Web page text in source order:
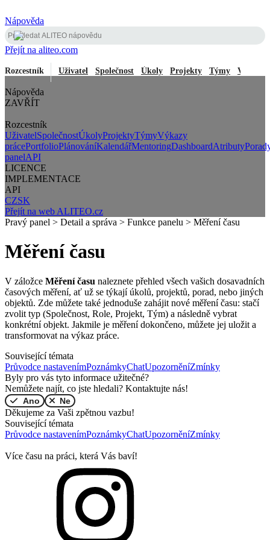
Nápověda
Přejít na aliteo.com
Rozcestník Uživatel Společnost Úkoly Projekty Týmy Výkazy
Nápověda
ZAVŘÍT
Rozcestník
UživatelSpolečnostÚkolyProjektyTýmyVýkazy
prácePortfolioPlánováníKalendářMentoringDashboardAtributy
panelAPI
LICENCE
IMPLEMENTACE
API
CZSK
Přejít na web ALITEO.cz
Pravý panel > Detail a správa > Funkce panelu > Měření času
Měření času
V záložce Měření času naleznete přehled všech vašich dosavadních
časových měření, ať už se týkají úkolů, projektů, porad, nebo jiných
objektů. Zde můžete také jednoduše zahájit nové měření času: stačí
zvolit typ (Společnost, Role, Projekt, Tým) a následně vybrat
konkrétní objekt. Jakmile je měření dokončeno, můžete jej uložit a
transformovat na výkaz práce.
Související témata
Průvodce nastavenímPoznámkyChatUpozorněníZmínky
Byly pro vás tyto informace užitečné?
Nemůžete najít, co jste hledali? Kontaktujte nás!
Ano Ne
Děkujeme za Vaši zpětnou vazbu!
Související témata
Průvodce nastavenímPoznámkyChatUpozorněníZmínky
Více času na práci, která Vás baví!